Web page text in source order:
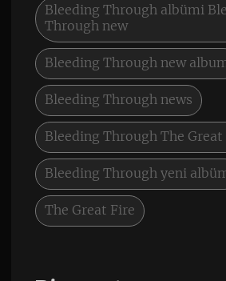
Bleeding Through albümi
Through new
Bleeding Through new
Bleeding Through news
Bleeding Through The Great
Bleeding Through yeni
The Great Fire